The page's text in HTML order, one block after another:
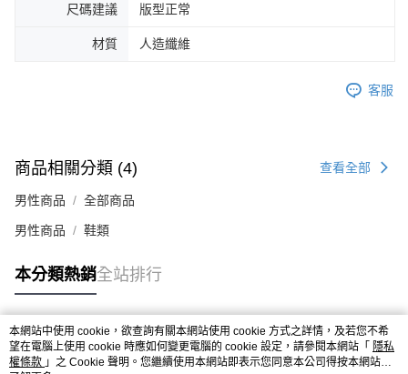
請求用戶進行身份認證。
恩沛科技股份有限公司將有權停止該用戶之使用額度並採取法律行動。
尺碼建議 版型正常
材質 人造纖維
客服
商品相關分類 (4) 查看全部
男性商品 全部商品
男性商品 鞋類
本分類熱銷全站排行
熱門標籤
本網站中使用 cookie，欲查詢有關本網站使用 cookie 方式之詳情，及若您不希
望在電腦上使用 cookie 時應如何變更電腦的 cookie 設定，請參閱本網站「 隱私
權條款 」之 Cookie 聲明。您繼續使用本網站即表示您同意本公司得按本網站使